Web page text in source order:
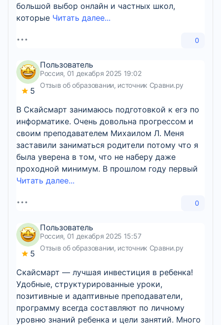
большой выбор онлайн и частных школ,
которые Читать далее...
0
5
Пользователь
Россия, 01 декабря 2025 19:02
Отзыв об образовании, источник Сравни.ру
В Скайсмарт занимаюсь подготовкой к егэ по
информатике. Очень довольна прогрессом и
своим преподавателем Михаилом Л. Меня
заставили заниматься родители потому что я
была уверена в том, что не наберу даже
проходной минимум. В прошлом году первый
Читать далее...
0
5
Пользователь
Россия, 01 декабря 2025 15:57
Отзыв об образовании, источник Сравни.ру
Скайсмарт — лучшая инвестиция в ребенка!
Удобные, структурированные уроки,
позитивные и адаптивные преподаватели,
программу всегда составляют по личному
уровню знаний ребенка и цели занятий. Много